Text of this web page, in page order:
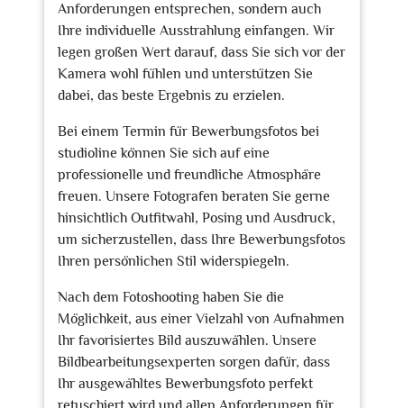
Anforderungen entsprechen, sondern auch
Ihre individuelle Ausstrahlung einfangen. Wir
legen großen Wert darauf, dass Sie sich vor der
Kamera wohl fühlen und unterstützen Sie
dabei, das beste Ergebnis zu erzielen.
Bei einem Termin für Bewerbungsfotos bei
studioline können Sie sich auf eine
professionelle und freundliche Atmosphäre
freuen. Unsere Fotografen beraten Sie gerne
hinsichtlich Outfitwahl, Posing und Ausdruck,
um sicherzustellen, dass Ihre Bewerbungsfotos
Ihren persönlichen Stil widerspiegeln.
Nach dem Fotoshooting haben Sie die
Möglichkeit, aus einer Vielzahl von Aufnahmen
Ihr favorisiertes Bild auszuwählen. Unsere
Bildbearbeitungsexperten sorgen dafür, dass
Ihr ausgewähltes Bewerbungsfoto perfekt